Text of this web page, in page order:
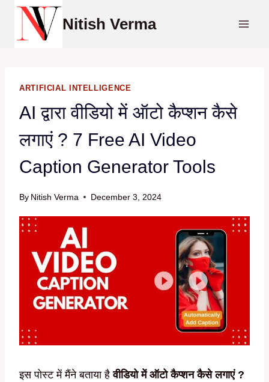
Skip
Nitish Verma
ARTIFICIAL INTELLIGENCE
AI द्वारा वीडियो में ऑटो कैप्शन कैसे
लगाएं ? 7 Free AI Video
Caption Generator Tools
By Nitish Verma December 3, 2024
इस पोस्ट में मैंने बताया हैवीडियो में ऑटो कैप्शन कैसे लगाएं ?